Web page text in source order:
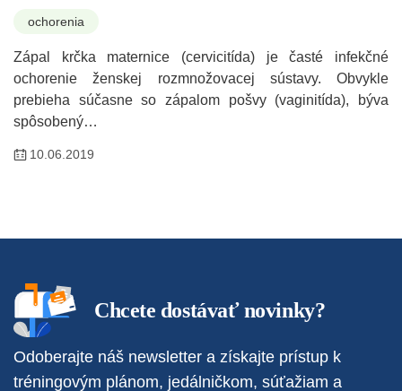
ochorenia
Zápal krčka maternice (cervicitída) je časté infekčné
ochorenie ženskej rozmnožovacej sústavy. Obvykle
prebieha súčasne so zápalom pošvy (vaginitída), býva
spôsobený…
10.06.2019
Chcete dostávať novinky?
Odoberajte náš newsletter a získajte prístup k
tréningovým plánom, jedálničkom, súťažiam a